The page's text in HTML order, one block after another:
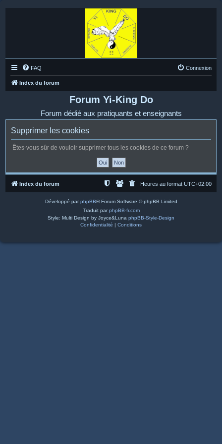
FAQ Connexion
Index du forum
Forum Yi-King Do
Forum dédié aux pratiquants et enseignants
Supprimer les cookies
Êtes-vous sûr de vouloir supprimer tous les cookies de ce forum ?
Index du forum Heures au format UTC+02:00
Développé parphpBB® Forum Software © phpBB Limited
Traduit parphpBB-fr.com
Style: Multi Design by Joyce&Luna phpBB-Style-Design
Confidentialité | Conditions